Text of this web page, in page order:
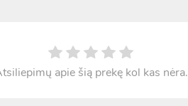
apie šią prekę kol kas nėra.